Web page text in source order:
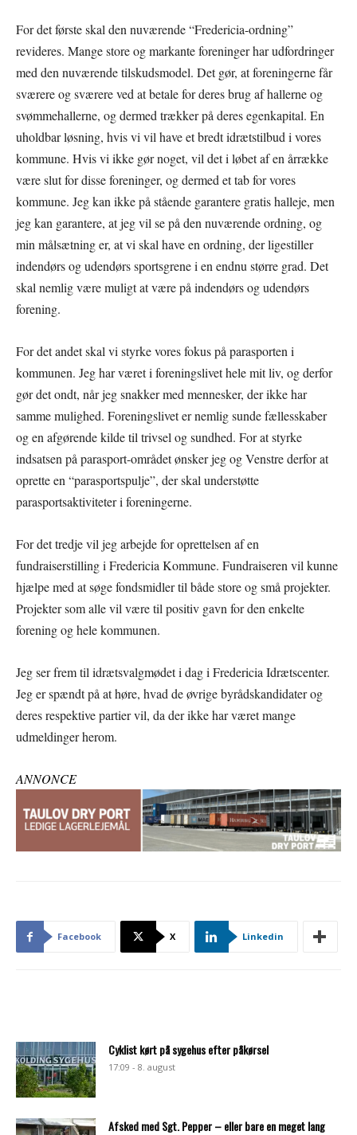
For det første skal den nuværende “Fredericia-ordning”
revideres. Mange store og markante foreninger har udfordringer
med den nuværende tilskudsmodel. Det gør, at foreningerne får
sværere og sværere ved at betale for deres brug af hallerne og
svømmehallerne, og dermed trækker på deres egenkapital. En
uholdbar løsning, hvis vi vil have et bredt idrætstilbud i vores
kommune. Hvis vi ikke gør noget, vil det i løbet af en årrække
være slut for disse foreninger, og dermed et tab for vores
kommune. Jeg kan ikke på stående garantere gratis halleje, men
jeg kan garantere, at jeg vil se på den nuværende ordning, og
min målsætning er, at vi skal have en ordning, der ligestiller
indendørs og udendørs sportsgrene i en endnu større grad. Det
skal nemlig være muligt at være på indendørs og udendørs
forening.
For det andet skal vi styrke vores fokus på parasporten i
kommunen. Jeg har været i foreningslivet hele mit liv, og derfor
gør det ondt, når jeg snakker med mennesker, der ikke har
samme mulighed. Foreningslivet er nemlig sunde fællesskaber
og en afgørende kilde til trivsel og sundhed. For at styrke
indsatsen på parasport-området ønsker jeg og Venstre derfor at
oprette en “parasportspulje”, der skal understøtte
parasportsaktiviteter i foreningerne.
For det tredje vil jeg arbejde for oprettelsen af en
fundraiserstilling i Fredericia Kommune. Fundraiseren vil kunne
hjælpe med at søge fondsmidler til både store og små projekter.
Projekter som alle vil være til positiv gavn for den enkelte
forening og hele kommunen.
Jeg ser frem til idrætsvalgmødet i dag i Fredericia Idrætscenter.
Jeg er spændt på at høre, hvad de øvrige byrådskandidater og
deres respektive partier vil, da der ikke har været mange
udmeldinger herom.
ANNONCE
Facebook X Linkedin
Cyklist kørt på sygehus efter påkørsel
17:09 - 8. august
Afsked med Sgt. Pepper – eller bare en meget lang